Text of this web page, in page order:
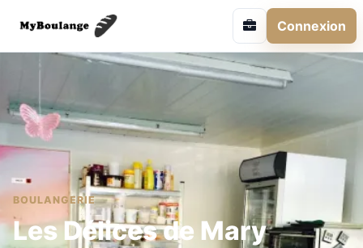
Connexion
BOULANGERIE
Les Délices de Mary